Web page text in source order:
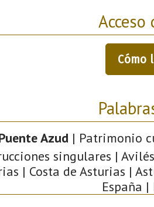
Acceso
Cómo
Azud | Patrimonio
singulares |
| Costa de Asturias |
España |